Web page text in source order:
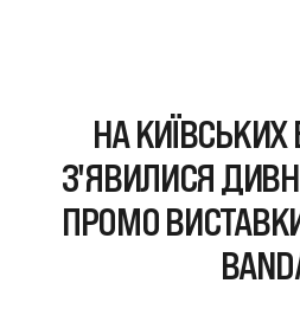
НА
З'ЯВИЛИСЯ
ПРОМО